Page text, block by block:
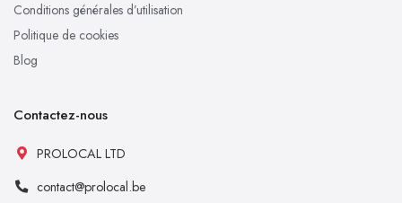
Conditions générales d’utilisation
Politique de cookies
Blog
Contactez-nous
PROLOCAL LTD
contact@prolocal.be